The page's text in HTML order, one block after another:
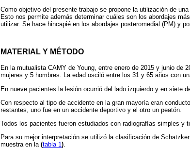
Como objetivo del presente trabajo se propone la utilización de
Esto nos permite además determinar cuáles son los abordajes
utilizar. Se hace hincapié en los abordajes posteromedial (PM) y
MATERIAL Y MÉTODO
En la mutualista CAMY de Young, entre enero de 2015 y junio de
mujeres y 5 hombres. La edad osciló entre los 31 y 65 años con
En nueve pacientes la lesión ocurrió del lado izquierdo y en siete
Con respecto al tipo de accidente en la gran mayoría eran
restantes, uno fue en un accidente deportivo y el otro un peatón.
Todos los pacientes fueron estudiados con radiografías simples y
Para su mejor interpretación se utilizó la clasificación de
muestra en la (tabla 1).